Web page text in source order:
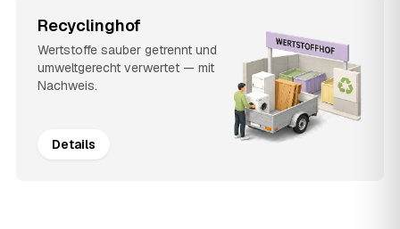
Recyclinghof
Wertstoffe sauber getrennt und
umweltgerecht verwertet — mit
Nachweis.
Details